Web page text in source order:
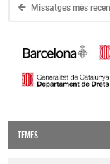
Missatges més
TEMES